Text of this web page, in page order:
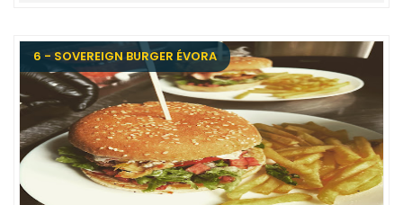
6 - SOVEREIGN BURGER ÉVORA